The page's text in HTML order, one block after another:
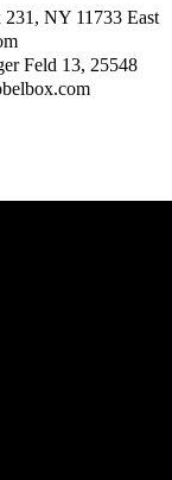
231, NY 11733 East
Feld 13, 25548